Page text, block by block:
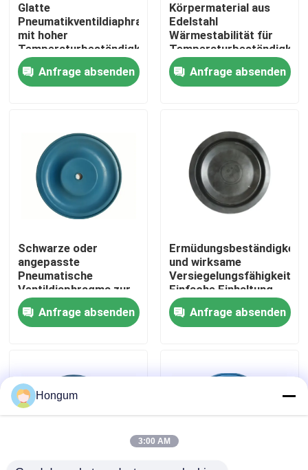
Zu Hause
Über uns
Werksbesichtigung
Qualitätskontrolle
Neuigkeiten
Bitte um ein Angebot
Gummimembrandichtungen
Glatte
Pneumatikventildiaphragma
mit hoher
Temperaturbeständigkeit
und geringer Leckage
von 0,05%
Anfrage absenden
Körpermaterial aus
Edelstahl
Wärmestabilität für
Temperaturbeständigkeit
in Luftmedien
Anfrage absenden
Schwarze oder
angepasste
Pneumatische
Ventildiaphragma zur
Steuerung von
Ventilmedien
Anfrage absenden
Ermüdungsbeständigkeit
und wirksame
Versiegelungsfähigkeit
Einfache Einhaltung
der Vorschriften
Anfrage absenden
Hongum
3:00 AM